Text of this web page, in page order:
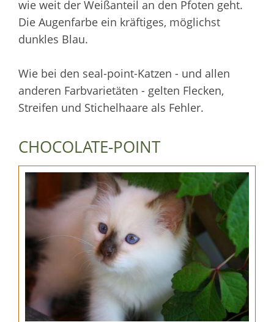
wie weit der Weißanteil an den Pfoten geht.
Die Augenfarbe ein kräftiges, möglichst
dunkles Blau.
Wie bei den seal-point-Katzen - und allen
anderen Farbvarietäten - gelten Flecken,
Streifen und Stichelhaare als Fehler.
CHOCOLATE-POINT